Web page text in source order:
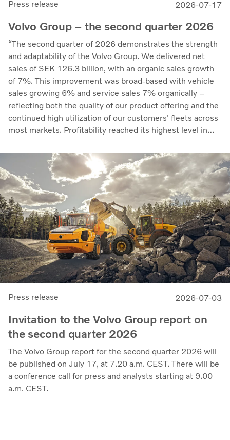
Press release 2026-07-17
Volvo Group – the second quarter 2026
“The second quarter of 2026 demonstrates the strength
and adaptability of the Volvo Group. We delivered net
sales of SEK 126.3 billion, with an organic sales growth
of 7%. This improvement was broad-based with vehicle
sales growing 6% and service sales 7% organically –
reflecting both the quality of our product offering and the
continued high utilization of our customers' fleets across
most markets. Profitability reached its highest level in
14.8 billion (13.5), with an adjusted operating margin of
11.7%, up from 11.0% in Q2 2025, progress that
demonstrates our capacity to achieve good earnings
through the business cycle,” says Martin Lundstedt,
President and CEO.
Press release 2026-07-03
Invitation to the Volvo Group report on
the second quarter 2026
The Volvo Group report for the second quarter 2026 will
be published on July 17, at 7.20 a.m. CEST. There will be
a conference call for press and analysts starting at 9.00
a.m. CEST.